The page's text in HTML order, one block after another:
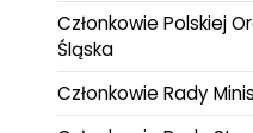
Członkowie Polskiej
Śląska
Członkowie Rady